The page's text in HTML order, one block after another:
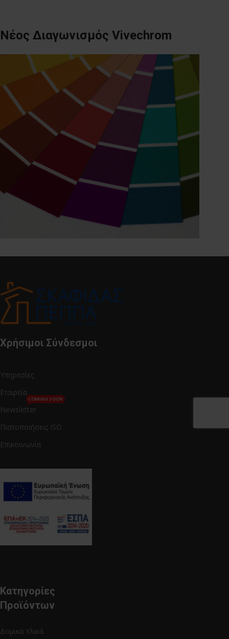
Νέος Διαγωνισμός Vivechrom
Χρήσιμοι Σύνδεσμοι
Υπηρεσίες
Εταιρεία
Newsletter
COMING SOON
Πιστοποιήσεις ISO
Επικοινωνία
Κατηγορίες
Προϊόντων
Δομικά Υλικά